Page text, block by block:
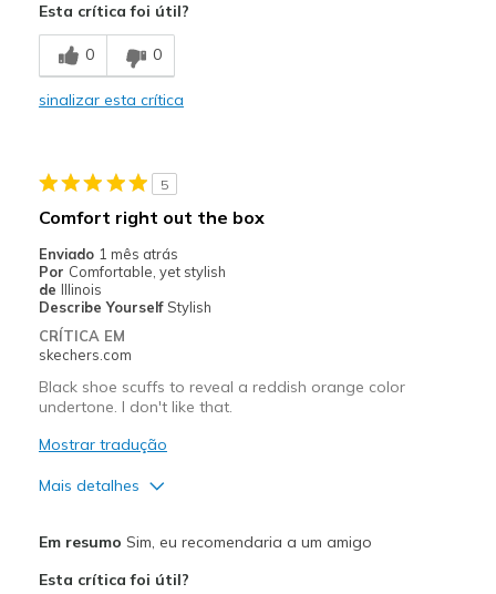
Comfortable
Durable
Sizing
Feels true to size
Esta crítica foi útil?
0 0
sinalizar esta crítica
5
Comfort right out the box
Enviado 1 mês atrás
Por Comfortable, yet stylish
de Illinois
Describe Yourself Stylish
CRÍTICA EM
skechers.com
Black shoe scuffs to reveal a reddish orange color
undertone. I don't like that.
Mostrar tradução
Mais detalhes
Em resumo Sim, eu recomendaria a um amigo
Esta crítica foi útil?